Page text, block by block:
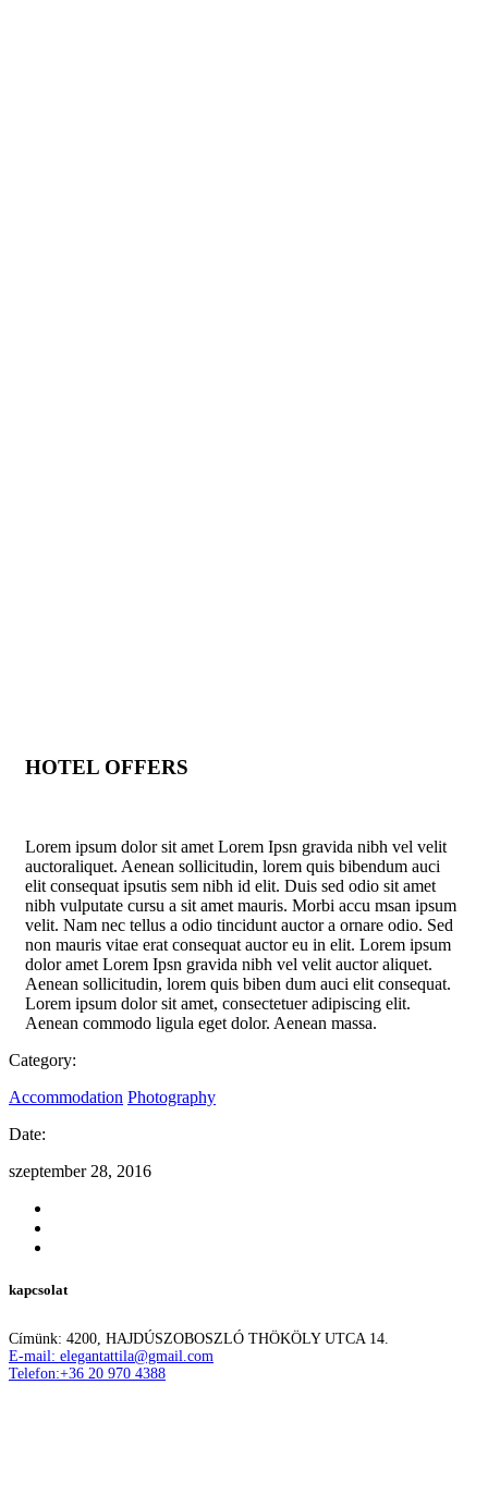
HOTEL OFFERS
Lorem ipsum dolor sit amet Lorem Ipsn gravida nibh vel velit
auctoraliquet. Aenean sollicitudin, lorem quis bibendum auci
elit consequat ipsutis sem nibh id elit. Duis sed odio sit amet
nibh vulputate cursu a sit amet mauris. Morbi accu msan ipsum
velit. Nam nec tellus a odio tincidunt auctor a ornare odio. Sed
non mauris vitae erat consequat auctor eu in elit. Lorem ipsum
dolor amet Lorem Ipsn gravida nibh vel velit auctor aliquet.
Aenean sollicitudin, lorem quis biben dum auci elit consequat.
Lorem ipsum dolor sit amet, consectetuer adipiscing elit.
Aenean commodo ligula eget dolor. Aenean massa.
Category:
Accommodation Photography
Date:
szeptember 28, 2016
kapcsolat
Címünk: 4200, HAJDÚSZOBOSZLÓ THÖKÖLY UTCA 14.
E-mail: elegantattila@gmail.com
Telefon:+36 20 970 4388